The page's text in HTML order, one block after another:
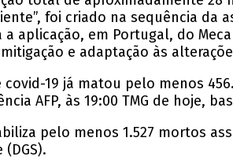
foi criado na sequência
aplicação, em Portugal, do
e adaptação às
covid-19 já matou pelo menos
AFP, às 19:00 TMG de hoje,
pelo menos 1.527 mortos